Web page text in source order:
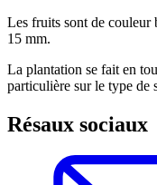
Les fruits sont de couleur
15 mm.
La plantation se fait en
particulière sur le type de
Résaux sociaux